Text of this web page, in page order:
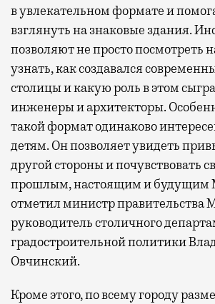
в увлекательном формате и
взглянуть на знаковые здания.
позволяют не просто посмотреть
узнать, как создавался
столицы и какую роль в этом
инженеры и архитекторы.
такой формат одинаково
детям. Он позволяет увидеть
другой стороны и почувствовать
прошлым, настоящим и будущим
отметил министр правительства
руководитель столичного
градостроительной политики
Овчинский.
Кроме этого, по всему городу